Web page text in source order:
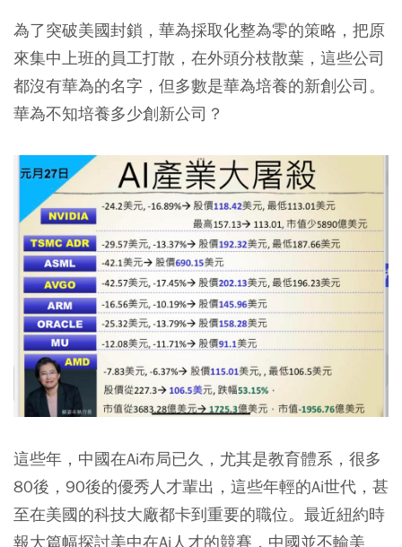
為了突破美國封鎖，華為採取化整為零的策略，把原
來集中上班的員工打散，在外頭分枝散葉，這些公司
都沒有華為的名字，但多數是華為培養的新創公司。
華為不知培養多少創新公司？
這些年，中國在Ai布局已久，尤其是教育體系，很多
80後，90後的優秀人才輩出，這些年輕的Ai世代，甚
至在美國的科技大廠都卡到重要的職位。最近紐約時
報大篇幅探討美中在Ai人才的競賽，中國並不輸美